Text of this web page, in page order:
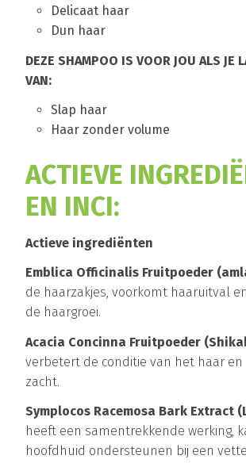
Delicaat haar
Dun haar
DEZE SHAMPOO IS VOOR JOU ALS JE
VAN:
Slap haar
Haar zonder volume
ACTIEVE
EN INCI:
Actieve ingrediënten
Emblica Officinalis Fruitpoeder
de haarzakjes, voorkomt haaruitval
de haargroei.
Acacia Concinna Fruitpoeder
verbetert de conditie van het haar
zacht.
Symplocos Racemosa Bark Extract
heeft een samentrekkende werking,
hoofdhuid ondersteunen bij een